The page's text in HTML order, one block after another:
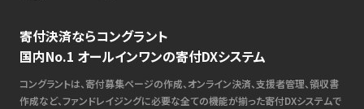
寄付決済ならコングラント
国内No.1 オールインワンの寄付DXシステム
コングラントは、寄付募集ページの作成、オンライン決済、支援者管理、領収書
作成など、ファンドレイジングに必要な全ての機能が揃った寄付DXシステムで